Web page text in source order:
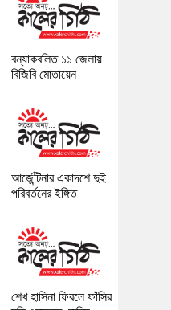
বন্যাকবলিত ১১ জেলায়
বিজিবি মোতায়েন
আর্জেন্টিনার একাদশে দুই
পরিবর্তনের ইঙ্গিত
শেখ হাসিনা ফিরলে ফাঁসির